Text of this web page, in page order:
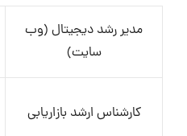
مدیر رشد دیجیتال (وب
سایت)
کارشناس ارشد بازاریابی